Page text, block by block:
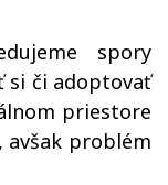
spory
si či adoptovať
priestore
avšak problém